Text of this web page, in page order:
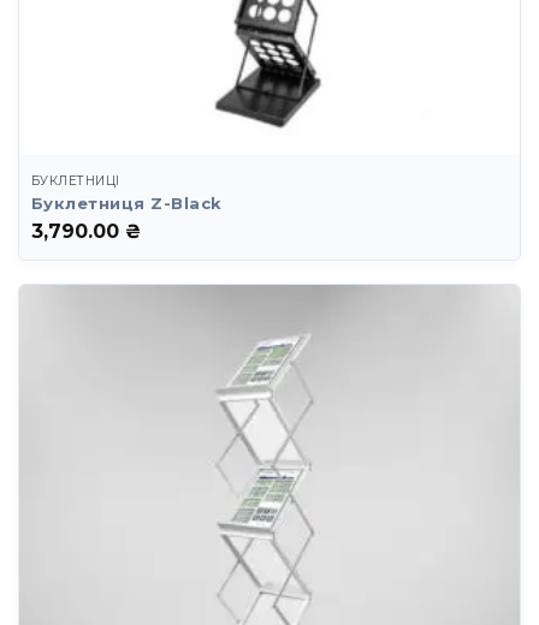
БУКЛЕТНИЦІ
Буклетниця Z-Black
3,790.00 ₴